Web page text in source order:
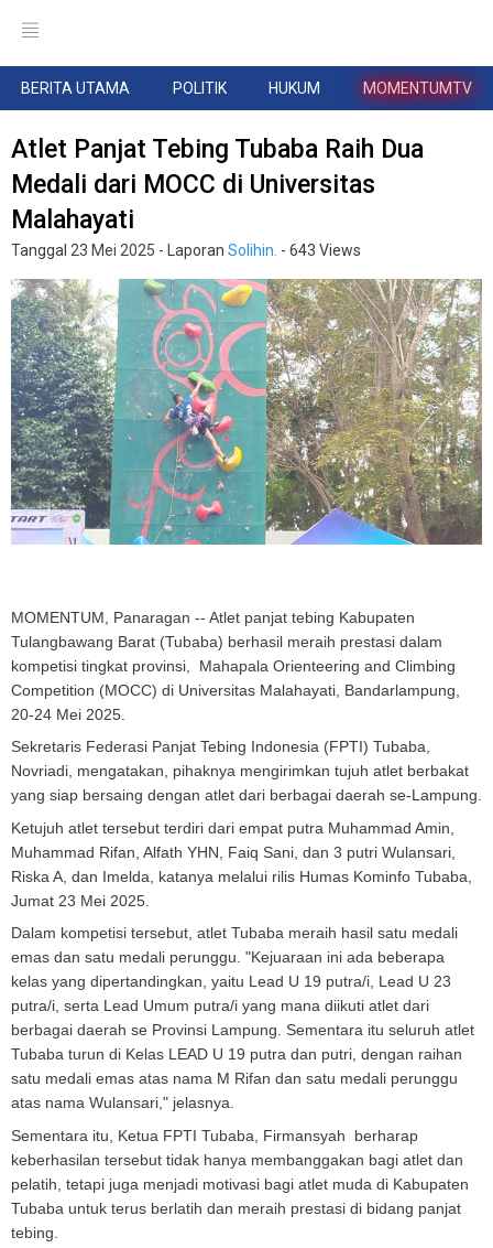
BERITA UTAMA POLITIK HUKUM MOMENTUMTV
Atlet Panjat Tebing Tubaba Raih Dua
Medali dari MOCC di Universitas
Malahayati
Tanggal 23 Mei 2025 - Laporan Solihin. - 643 Views
MOMENTUM, Panaragan -- Atlet panjat tebing Kabupaten
Tulangbawang Barat (Tubaba) berhasil meraih prestasi dalam
kompetisi tingkat provinsi, Mahapala Orienteering and Climbing
Competition (MOCC) di Universitas Malahayati, Bandarlampung,
20-24 Mei 2025.
Sekretaris Federasi Panjat Tebing Indonesia (FPTI) Tubaba,
Novriadi, mengatakan, pihaknya mengirimkan tujuh atlet berbakat
yang siap bersaing dengan atlet dari berbagai daerah se-Lampung.
Ketujuh atlet tersebut terdiri dari empat putra Muhammad Amin,
Muhammad Rifan, Alfath YHN, Faiq Sani, dan 3 putri Wulansari,
Riska A, dan Imelda, katanya melalui rilis Humas Kominfo Tubaba,
Jumat 23 Mei 2025.
Dalam kompetisi tersebut, atlet Tubaba meraih hasil satu medali
emas dan satu medali perunggu. "Kejuaraan ini ada beberapa
kelas yang dipertandingkan, yaitu Lead U 19 putra/i, Lead U 23
putra/i, serta Lead Umum putra/i yang mana diikuti atlet dari
berbagai daerah se Provinsi Lampung. Sementara itu seluruh atlet
Tubaba turun di Kelas LEAD U 19 putra dan putri, dengan raihan
satu medali emas atas nama M Rifan dan satu medali perunggu
atas nama Wulansari," jelasnya.
Sementara itu, Ketua FPTI Tubaba, Firmansyah berharap
keberhasilan tersebut tidak hanya membanggakan bagi atlet dan
pelatih, tetapi juga menjadi motivasi bagi atlet muda di Kabupaten
Tubaba untuk terus berlatih dan meraih prestasi di bidang panjat
tebing.